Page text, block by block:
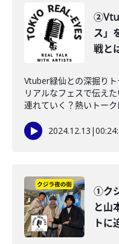
ス」
戦と
Vtuber緑仙との深掘り
リアルなフェスで伝え
連れていく？熱いトーク
2024.12.13 |
①ク
と山
トに